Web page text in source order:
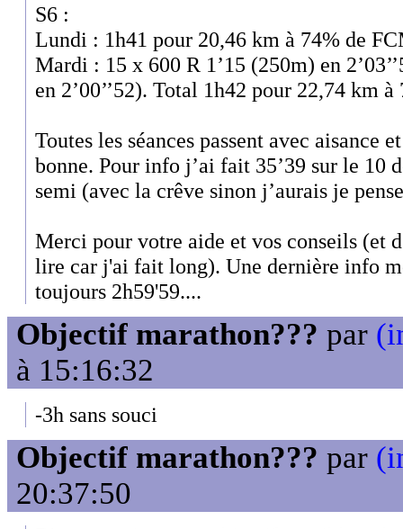
S6 :
Lundi : 1h41 pour 20,46 km à 74% de
Mardi : 15 x 600 R 1’15 (250m) en
en 2’00’’52). Total 1h42 pour 22,74 km
Toutes les séances passent avec aisance
bonne. Pour info j’ai fait 35’39 sur le 10
semi (avec la crêve sinon j’aurais je
Merci pour votre aide et vos conseils (et
lire car j'ai fait long). Une dernière info
toujours 2h59'59....
Objectif marathon??? par
à 15:16:32
-3h sans souci
Objectif marathon??? par
20:37:50